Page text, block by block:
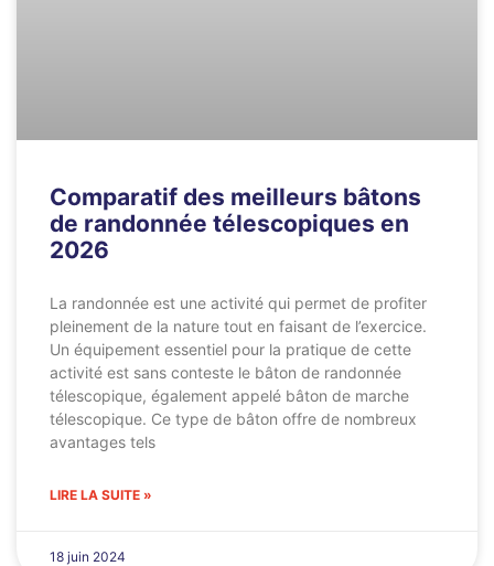
Comparatif des meilleurs bâtons
de randonnée télescopiques en
2026
La randonnée est une activité qui permet de profiter
pleinement de la nature tout en faisant de l’exercice.
Un équipement essentiel pour la pratique de cette
activité est sans conteste le bâton de randonnée
télescopique, également appelé bâton de marche
télescopique. Ce type de bâton offre de nombreux
avantages tels
LIRE LA SUITE »
18 juin 2024